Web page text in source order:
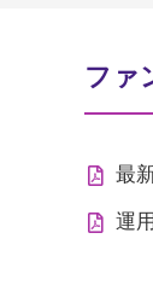
ファ
最
運